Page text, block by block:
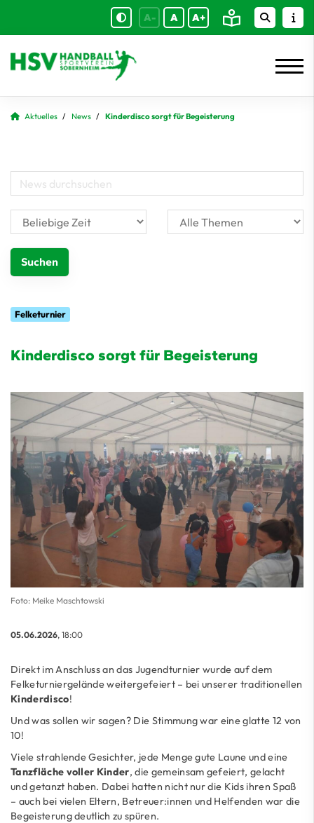
A- A A+
Aktuelles News Kinderdisco sorgt für Begeisterung
Felketurnier
Kinderdisco sorgt für Begeisterung
Foto: Meike Maschtowski
05.06.2026, 18:00
Direkt im Anschluss an das Jugendturnier wurde auf dem
Felketurniergelände weitergefeiert – bei unserer traditionellen
Kinderdisco!
Und was sollen wir sagen? Die Stimmung war eine glatte 12 von
10!
Viele strahlende Gesichter, jede Menge gute Laune und eine
Tanzfläche voller Kinder, die gemeinsam gefeiert, gelacht
und getanzt haben. Dabei hatten nicht nur die Kids ihren Spaß
– auch bei vielen Eltern, Betreuer:innen und Helfenden war die
Begeisterung deutlich zu spüren.